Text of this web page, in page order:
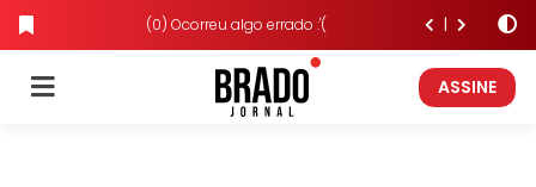
(0) Ocorreu algo errado :'(
ASSINE